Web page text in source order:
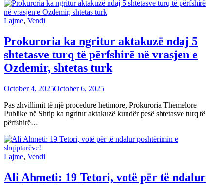
Lajme, Vendi
Prokuroria ka ngritur aktakuzë ndaj 5
shtetasve turq të përfshirë në vrasjen e
Ozdemir, shtetas turk
October 4, 2025October 6, 2025
Pas zhvillimit të një procedure hetimore, Prokuroria Themelore
Publike në Shtip ka ngritur aktakuzë kundër pesë shtetasve turq të
përfshirë…
Lajme, Vendi
Ali Ahmeti: 19 Tetori, votë për të ndalur